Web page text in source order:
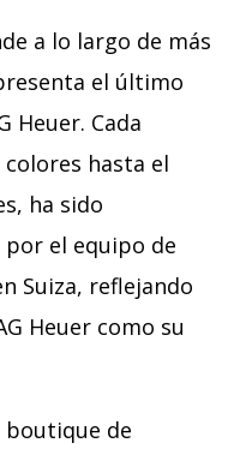
a lo largo de más
el último
Heuer. Cada
hasta el
ha sido
el equipo de
Suiza, reflejando
Heuer como su
de